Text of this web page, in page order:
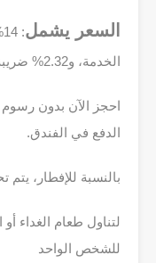
السعر يشمل
الخدمة، و2.32% ضريبة المدينة، لجميع الجنسيات.
احجز الآن بدون رسوم
الدفع في الفندق.
بالنسبة للإفطار، يتم تحصيل 15 دولارًا إضافيًا
للشخص الواحد